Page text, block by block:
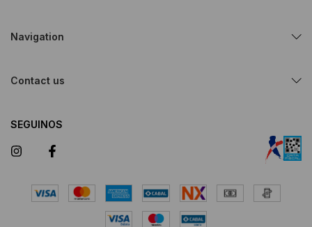
Navigation
Contact us
SEGUINOS